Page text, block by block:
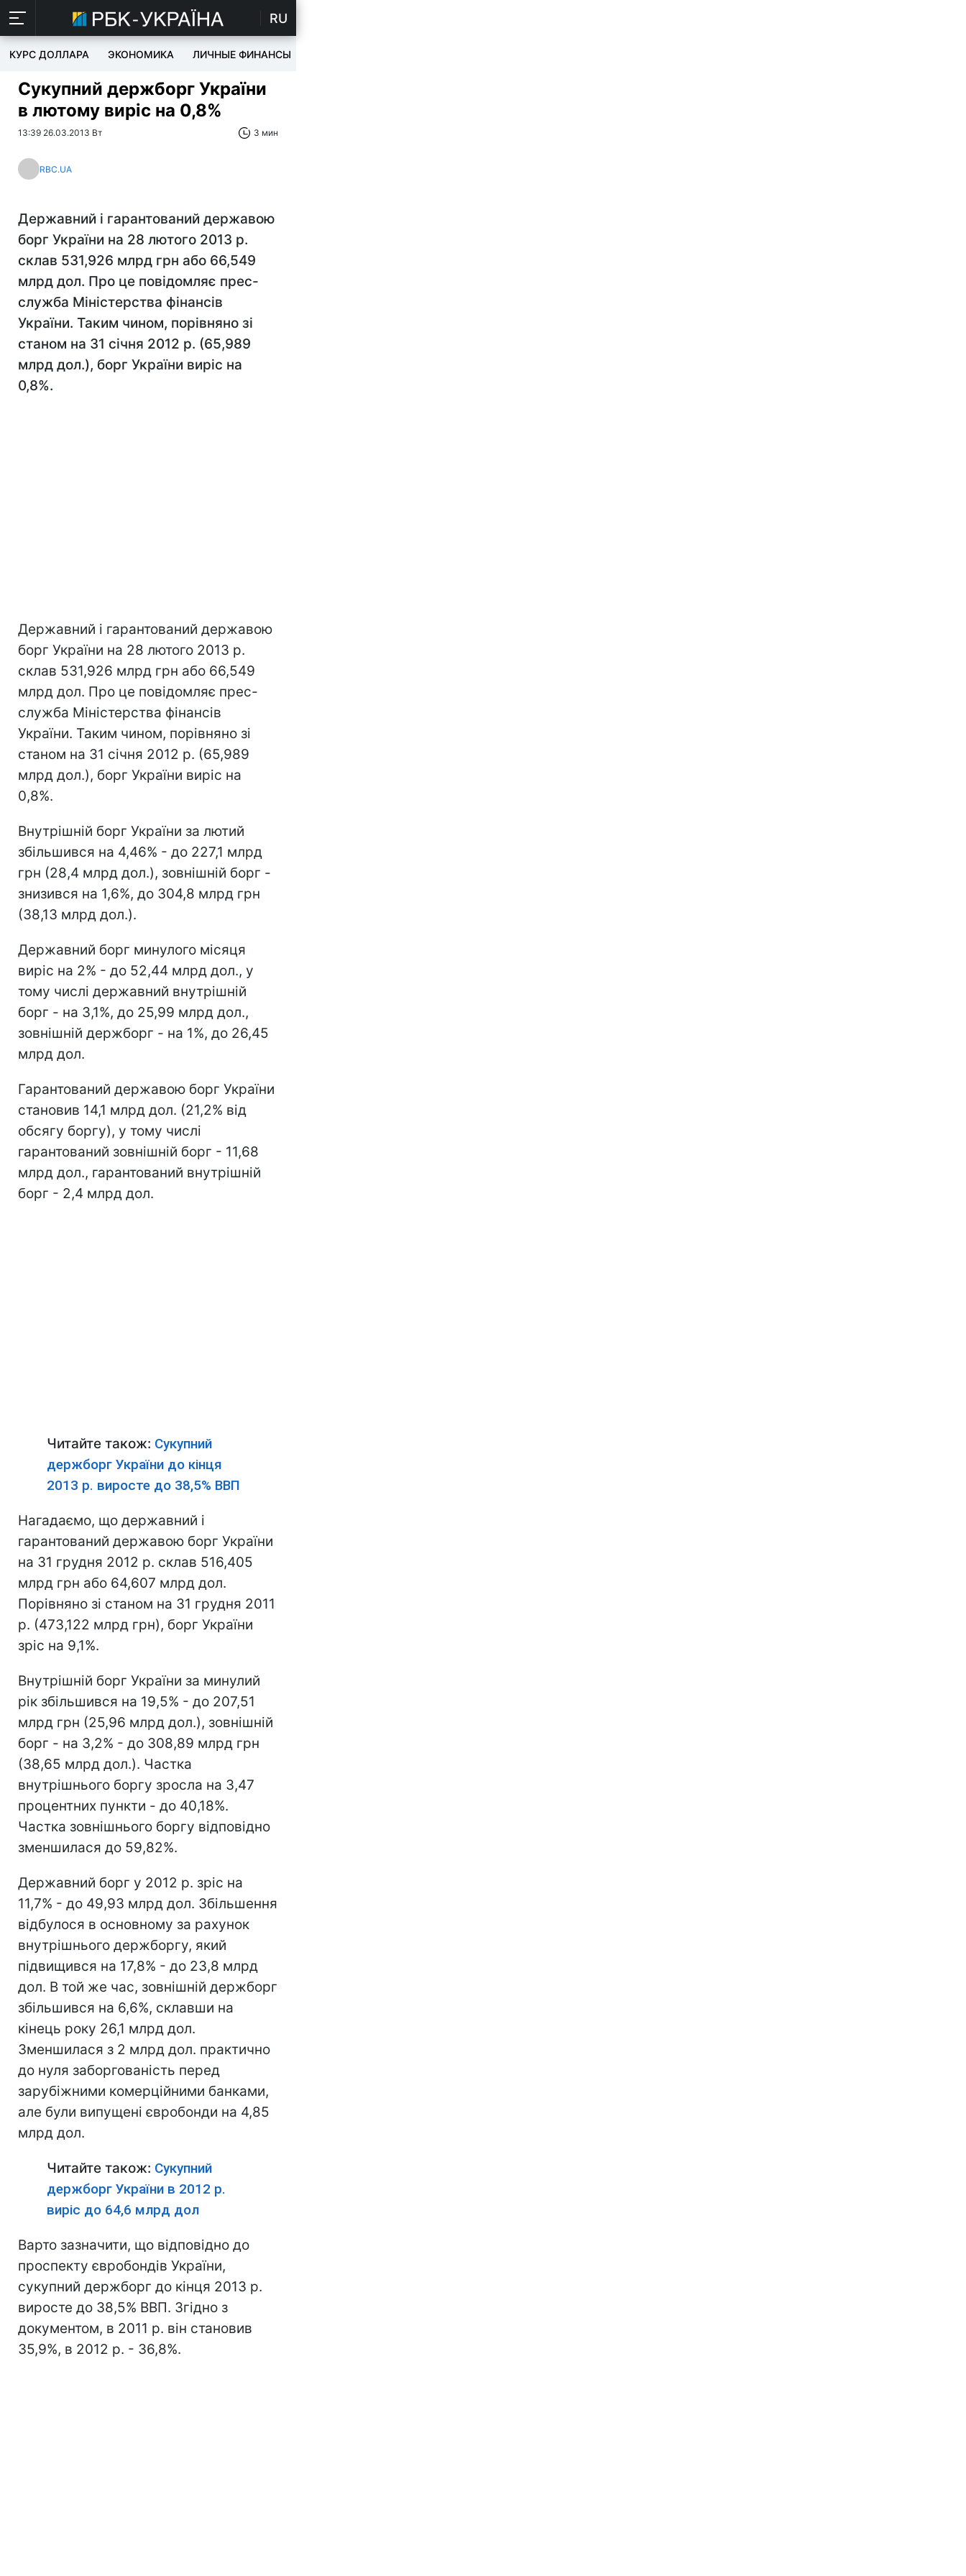
RU
КУРС ДОЛЛАРА ЭКОНОМИКА ЛИЧНЫЕ ФИНАНСЫ
Сукупний держборг України
в лютому виріс на 0,8%
13:39 26.03.2013 Вт 3 мин
RBC.UA
Державний і гарантований державою
борг України на 28 лютого 2013 р.
склав 531,926 млрд грн або 66,549
млрд дол. Про це повідомляє прес-
служба Міністерства фінансів
України. Таким чином, порівняно зі
станом на 31 січня 2012 р. (65,989
млрд дол.), борг України виріс на
0,8%.
Державний і гарантований державою
борг України на 28 лютого 2013 р.
склав 531,926 млрд грн або 66,549
млрд дол. Про це повідомляє прес-
служба Міністерства фінансів
України. Таким чином, порівняно зі
станом на 31 січня 2012 р. (65,989
млрд дол.), борг України виріс на
0,8%.
Внутрішній борг України за лютий
збільшився на 4,46% - до 227,1 млрд
грн (28,4 млрд дол.), зовнішній борг -
знизився на 1,6%, до 304,8 млрд грн
(38,13 млрд дол.).
Державний борг минулого місяця
виріс на 2% - до 52,44 млрд дол., у
тому числі державний внутрішній
борг - на 3,1%, до 25,99 млрд дол.,
зовнішній держборг - на 1%, до 26,45
млрд дол.
Гарантований державою борг України
становив 14,1 млрд дол. (21,2% від
обсягу боргу), у тому числі
гарантований зовнішній борг - 11,68
млрд дол., гарантований внутрішній
борг - 2,4 млрд дол.
Читайте також: Сукупний
держборг України до кінця
2013 р. виросте до 38,5% ВВП
Нагадаємо, що державний і
гарантований державою борг України
на 31 грудня 2012 р. склав 516,405
млрд грн або 64,607 млрд дол.
Порівняно зі станом на 31 грудня 2011
р. (473,122 млрд грн), борг України
зріс на 9,1%.
Внутрішній борг України за минулий
рік збільшився на 19,5% - до 207,51
млрд грн (25,96 млрд дол.), зовнішній
борг - на 3,2% - до 308,89 млрд грн
(38,65 млрд дол.). Частка
внутрішнього боргу зросла на 3,47
процентних пункти - до 40,18%.
Частка зовнішнього боргу відповідно
зменшилася до 59,82%.
Державний борг у 2012 р. зріс на
11,7% - до 49,93 млрд дол. Збільшення
відбулося в основному за рахунок
внутрішнього держборгу, який
підвищився на 17,8% - до 23,8 млрд
дол. В той же час, зовнішній держборг
збільшився на 6,6%, склавши на
кінець року 26,1 млрд дол.
Зменшилася з 2 млрд дол. практично
до нуля заборгованість перед
зарубіжними комерційними банками,
але були випущені євробонди на 4,85
млрд дол.
Читайте також: Сукупний
держборг України в 2012 р.
виріс до 64,6 млрд дол
Варто зазначити, що відповідно до
проспекту євробондів України,
сукупний держборг до кінця 2013 р.
виросте до 38,5% ВВП. Згідно з
документом, в 2011 р. він становив
35,9%, в 2012 р. - 36,8%.